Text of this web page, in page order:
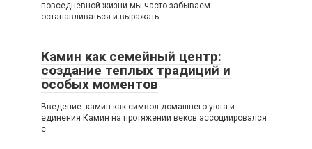
повседневной жизни мы часто забываем
останавливаться и выражать
Камин как семейный центр:
создание теплых традиций и
особых моментов
Введение: камин как символ домашнего уюта и
единения Камин на протяжении веков ассоциировался
с